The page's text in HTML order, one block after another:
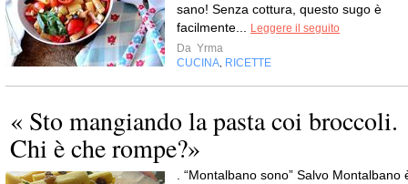
sano! Senza cottura, questo sugo è
facilmente...
Leggere il seguito
Da Yrma
CUCINA RICETTE
« Sto mangiando la pasta coi broccoli.
Chi è che rompe?»
. “Montalbano sono” Salvo Montalbano